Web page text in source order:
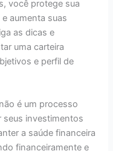
você protege sua
aumenta suas
as dicas e
uma carteira
e perfil de
é um processo
seus investimentos
a saúde financeira
financeiramente e